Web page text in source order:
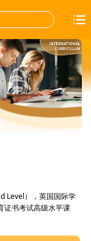
Level），英国国际学
证书考试高级水平课